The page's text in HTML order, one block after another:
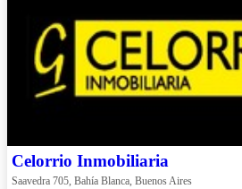
Celorrio Inmobiliaria
Saavedra 705, Bahía Blanca, Buenos Aires